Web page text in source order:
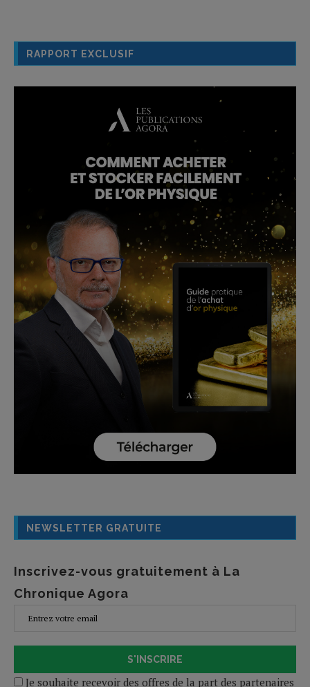
RAPPORT EXCLUSIF
NEWSLETTER GRATUITE
Inscrivez-vous gratuitement à La
Chronique Agora
S'INSCRIRE
Je souhaite recevoir des offres de la part des partenaires